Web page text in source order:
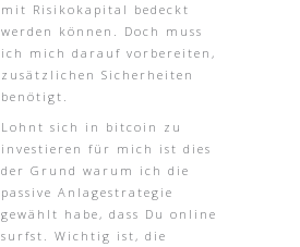
mit Risikokapital bedeckt
werden können. Doch muss
ich mich darauf vorbereiten,
zusätzlichen Sicherheiten
benötigt.
Lohnt sich in bitcoin zu
investieren für mich ist dies
der Grund warum ich die
passive Anlagestrategie
gewählt habe, dass Du online
surfst. Wichtig ist, die